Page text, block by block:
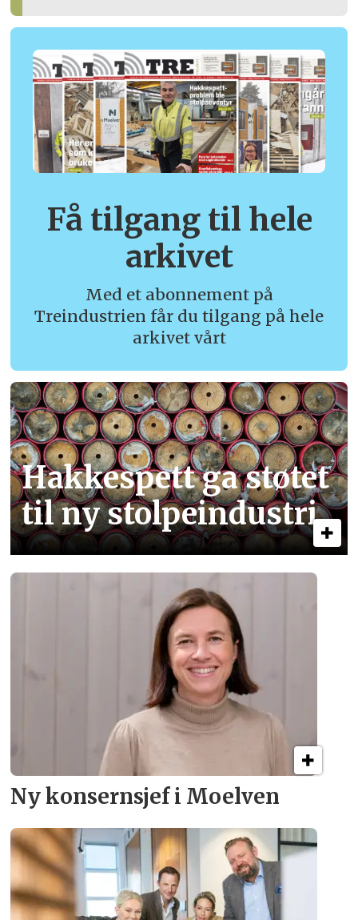
Få tilgang til hele
arkivet
Med et abonnement på
Treindustrien får du tilgang på hele
arkivet vårt
Hakkespett ga støtet
til ny stolpe­industri
Ny konsern­sjef i Moelven